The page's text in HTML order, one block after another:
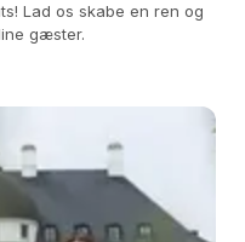
Lad os skabe en ren og
gæster.